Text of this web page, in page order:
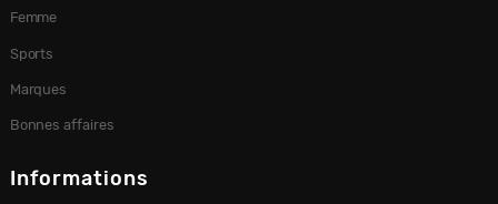
Femme
Sports
Marques
Bonnes affaires
Informations